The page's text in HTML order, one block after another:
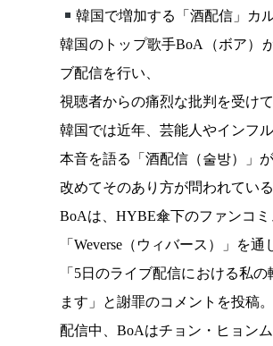
韓国で増加する「酒配信」カ
韓国のトップ歌手BoA（ボア）
ブ配信を行い、
視聴者からの痛烈な批判を受けて
韓国では近年、芸能人やインフ
本音を語る「酒配信（술방）」
改めてそのあり方が問われている
BoAは、HYBE傘下のファンコ
「Weverse（ウィバース）」を通
「5日のライブ配信における私
ます」と謝罪のコメントを投稿。
配信中、BoAはチョン・ヒョン